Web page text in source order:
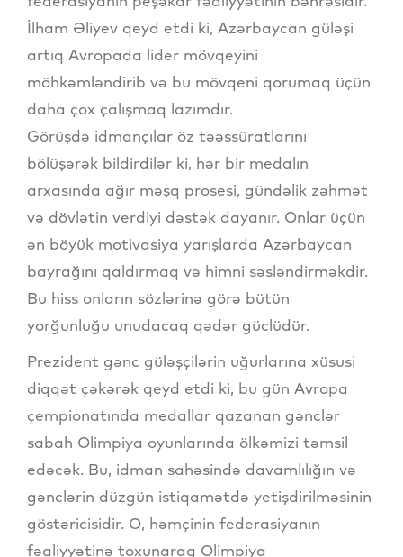
İlham Əliyev qeyd etdi ki, Azərbaycan güləşi
artıq Avropada lider mövqeyini
möhkəmləndirib və bu mövqeni qorumaq üçün
daha çox çalışmaq lazımdır.
Görüşdə idmançılar öz təəssüratlarını
bölüşərək bildirdilər ki, hər bir medalın
arxasında ağır məşq prosesi, gündəlik zəhmət
və dövlətin verdiyi dəstək dayanır. Onlar üçün
ən böyük motivasiya yarışlarda Azərbaycan
bayrağını qaldırmaq və himni səsləndirməkdir.
Bu hiss onların sözlərinə görə bütün
yorğunluğu unudacaq qədər güclüdür.
Prezident gənc güləşçilərin uğurlarına xüsusi
diqqət çəkərək qeyd etdi ki, bu gün Avropa
çempionatında medallar qazanan gənclər
sabah Olimpiya oyunlarında ölkəmizi təmsil
edəcək. Bu, idman sahəsində davamlılığın və
gənclərin düzgün istiqamətdə yetişdirilməsinin
göstəricisidir. O, həmçinin federasiyanın
fəaliyyətinə toxunaraq Olimpiya